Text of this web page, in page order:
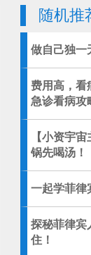
随机推
做自己独一
费用高，看
急诊看病攻
【小资宇
锅先喝汤！
一起学菲律
探秘菲律宾
住！